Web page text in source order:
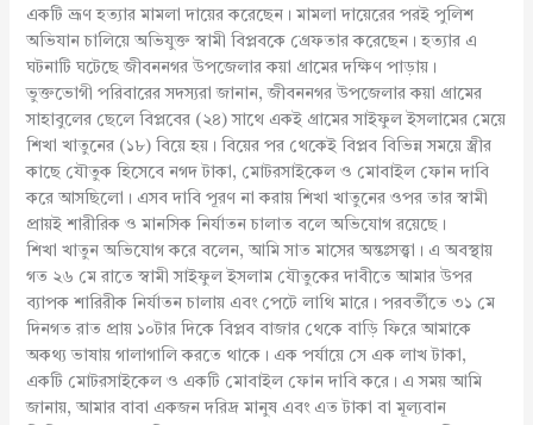
একটি ভ্রূণ হত্যার মামলা দায়ের করেছেন। মামলা দায়েরের পরই পুলিশ
অভিযান চালিয়ে অভিযুক্ত স্বামী বিপ্লবকে গ্রেফতার করেছেন। হত্যার এ
ঘটনাটি ঘটেছে জীবননগর উপজেলার কয়া গ্রামের দক্ষিণ পাড়ায়।
ভুক্তভোগী পরিবারের সদস্যরা জানান, জীবননগর উপজেলার কয়া গ্রামের
সাহাবুলের ছেলে বিপ্লবের (২৪) সাথে একই গ্রামের সাইফুল ইসলামের মেয়ে
শিখা খাতুনের (১৮) বিয়ে হয়। বিয়ের পর থেকেই বিপ্লব বিভিন্ন সময়ে স্ত্রীর
কাছে যৌতুক হিসেবে নগদ টাকা, মোটরসাইকেল ও মোবাইল ফোন দাবি
করে আসছিলো। এসব দাবি পূরণ না করায় শিখা খাতুনের ওপর তার স্বামী
প্রায়ই শারীরিক ও মানসিক নির্যাতন চালাত বলে অভিযোগ রয়েছে।
শিখা খাতুন অভিযোগ করে বলেন, আমি সাত মাসের অন্তঃসত্ত্বা। এ অবস্থায়
গত ২৬ মে রাতে স্বামী সাইফুল ইসলাম যৌতুকের দাবীতে আমার উপর
ব্যাপক শারিরীক নির্যাতন চালায় এবং পেটে লাথি মারে। পরবর্তীতে ৩১ মে
দিনগত রাত প্রায় ১০টার দিকে বিপ্লব বাজার থেকে বাড়ি ফিরে আমাকে
অকথ্য ভাষায় গালাগালি করতে থাকে। এক পর্যায়ে সে এক লাখ টাকা,
একটি মোটরসাইকেল ও একটি মোবাইল ফোন দাবি করে। এ সময় আমি
জানায়, আমার বাবা একজন দরিদ্র মানুষ এবং এত টাকা বা মূল্যবান